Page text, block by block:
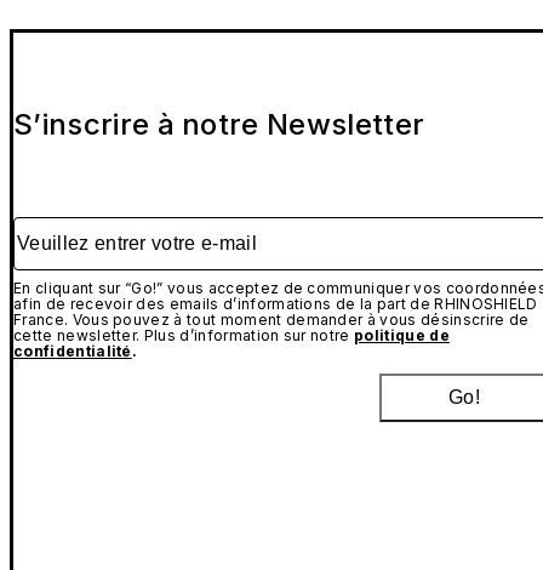
S’inscrire à notre Newsletter
Veuillez entrer votre e-mail
En cliquant sur “Go!” vous acceptez de communiquer vos
afin de recevoir des emails d’informations de la part de RHINOSHIELD
France. Vous pouvez à tout moment demander à vous désinscrire de
cette newsletter. Plus d’information sur notre politique de
confidentialité .
Go!